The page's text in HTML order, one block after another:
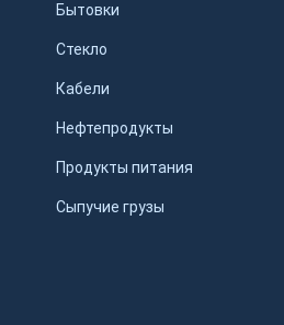
Бытовки
Стекло
Кабели
Нефтепродукты
Продукты питания
Сыпучие грузы